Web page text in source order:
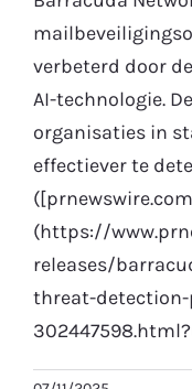
Gratis
verbeterd door
AI-technologie.
organisaties in
effectiever te
(https://
releases/
threat-